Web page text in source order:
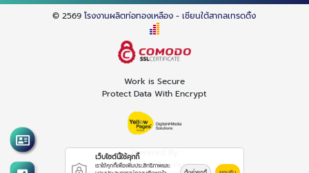
© 2569โรงงานผลิตท่อทองเหลือง - เชียนใต้สากลเทรดดิ้ง
Work is Secure
Protect Data With Encrypt
Powered By
Thailand YellowPages
เว็บไซต์นี้ใช้คุกกี้
เราใช้คุกกี้เพื่อเพิ่มประสิทธิภาพและ